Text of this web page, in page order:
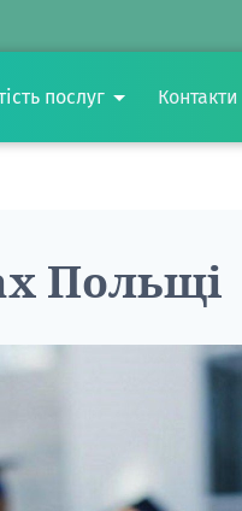
послуг Контакти
Польщі